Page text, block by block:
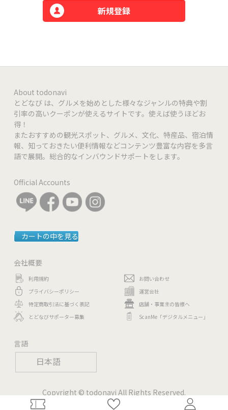
日本語
新規登録
About todonavi
とどなび は、グルメを始めとした様々なジャンルの特典や割
引率の高いクーポンが使えるサイトです。使えば使うほどお
得！
またおすすめの観光スポット、グルメ、文化、特産品、宿泊情
報、知っておきたい便利情報などコンテンツ豊富な内容を多言
語で展開。総合的なインバウンドサポートをします。
Official Accounts
カートの中を見る
会社概要
利用規約
プライバシーポリシー
特定商取引法に基づく表記
とどなびサポーター募集
お問い合わせ
運営会社
店舗・事業主の皆様へ
ScanMe「デジタルメニュー」
言語
Copyright © todonavi All Rights Reserved.